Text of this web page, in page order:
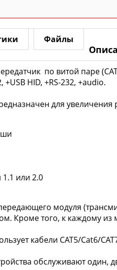
Файлы
по витой паре
HID, +RS-232, +audio.
для увеличения
или 2.0
модуля
Кроме того, к каждому
кабели CAT5/Cat6/
обслуживают один,